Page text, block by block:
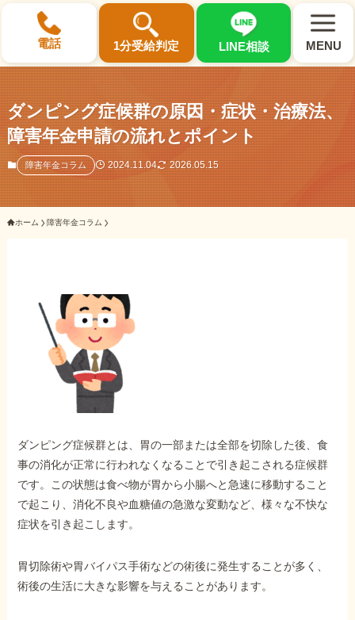
電話 1分受給判定 LINE相談 MENU
×
選ばれる3つの理由
初回相談料0円・受給後報酬型
サポート料金について
ご相談事例をみる
外出困難でもOK
非対面で申請できる
ホーム
障害年金の基礎知識
障害年金の金額
ダンピング症候群の原因・症状・治療法、
障害年金申請の流れとポイント
障害年金コラム 2024.11.04 2026.05.15
ホーム 障害年金コラム
ダンピング症候群とは、胃の一部または全部を切除した後、食
事の消化が正常に行われなくなることで引き起こされる症候群
です。この状態は食べ物が胃から小腸へと急速に移動すること
で起こり、消化不良や血糖値の急激な変動など、様々な不快な
症状を引き起こします。
胃切除術や胃バイパス手術などの術後に発生することが多く、
術後の生活に大きな影響を与えることがあります。